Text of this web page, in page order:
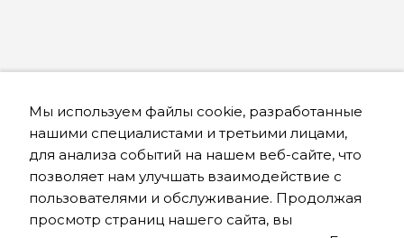
Мы используем файлы cookie, разработанные
нашими специалистами и третьими лицами,
для анализа событий на нашем веб-сайте, что
позволяет нам улучшать взаимодействие с
пользователями и обслуживание. Продолжая
просмотр страниц нашего сайта, вы